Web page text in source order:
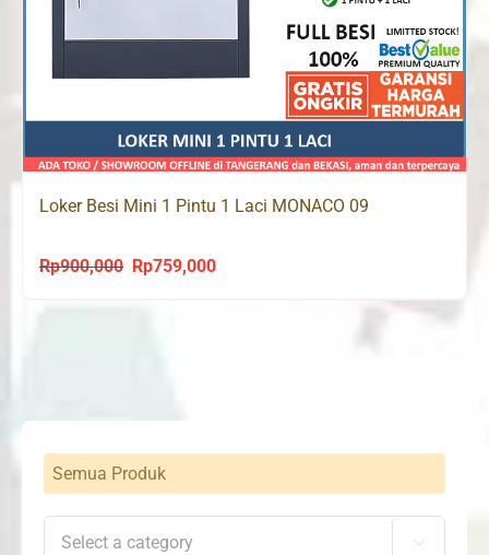
Loker Besi Mini 1 Pintu 1 Laci MONACO 09
Rp900,000
Original
Rp759,000Current
Semua Produk
